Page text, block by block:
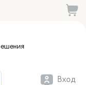
Вход